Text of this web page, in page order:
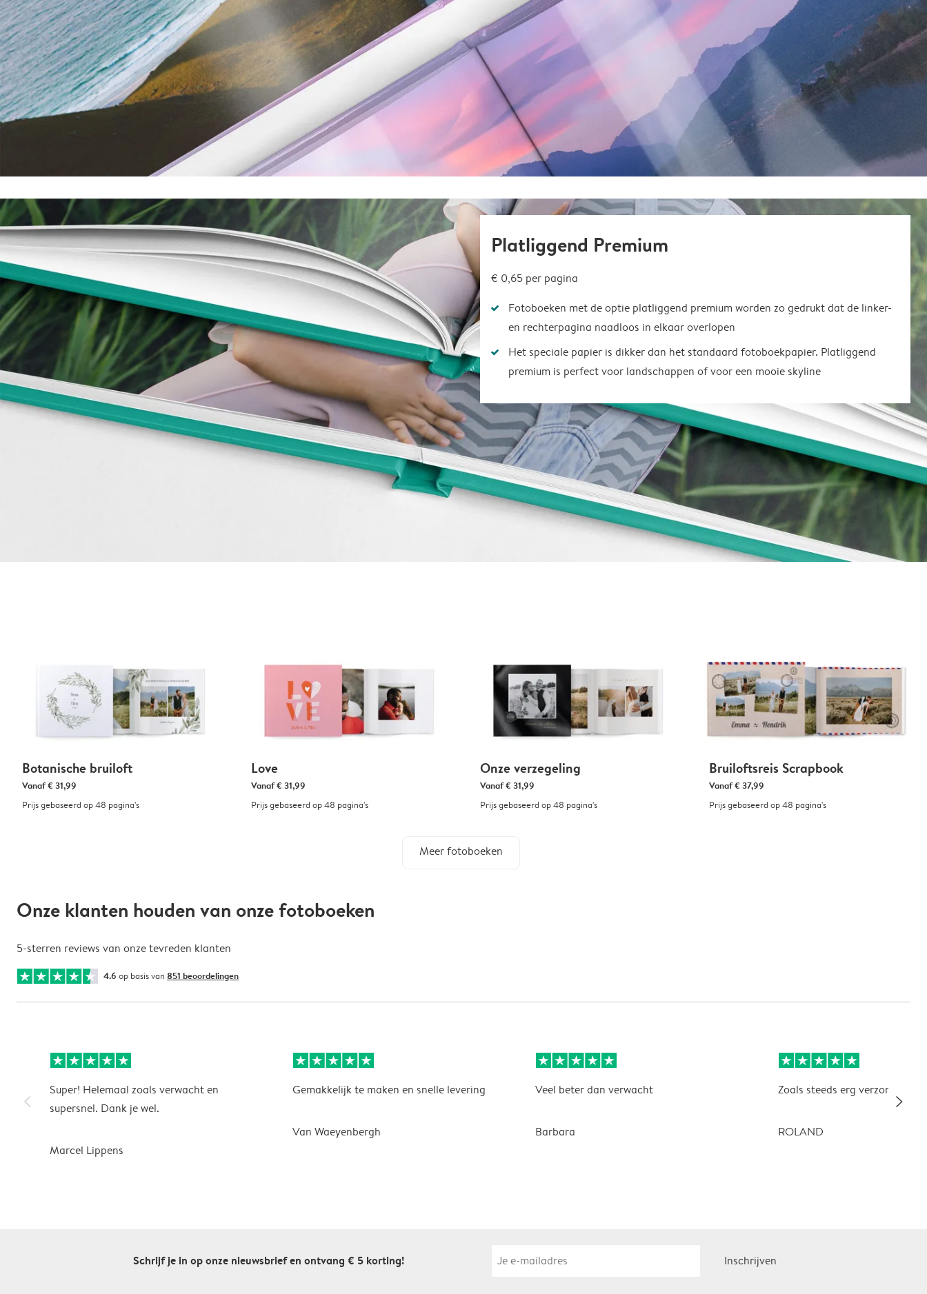
Platliggend Premium
€ 0,65 per pagina
Fotoboeken met de optie platliggend premium worden zo gedrukt dat de linker-
en rechterpagina naadloos in elkaar overlopen
Het speciale papier is dikker dan het standaard fotoboekpapier. Platliggend
premium is perfect voor landschappen of voor een mooie skyline
Botanische bruiloft
Vanaf€ 31,99
Prijs gebaseerd op 48 pagina's
Love
Vanaf€ 31,99
Prijs gebaseerd op 48 pagina's
Onze verzegeling
Vanaf€ 31,99
Prijs gebaseerd op 48 pagina's
Bruiloftsreis Scrapbook
Vanaf€ 37,99
Prijs gebaseerd op 48 pagina's
Meer fotoboeken
Onze klanten houden van onze fotoboeken
5-sterren reviews van onze tevreden klanten
4.6 op basis van 851 beoordelingen
slim_arrow_left
Super! Helemaal zoals verwacht en
supersnel. Dank je wel.
Marcel Lippens
Gemakkelijk te maken en snelle levering
Van Waeyenbergh
Veel beter dan verwacht
Barbara
Zoals steeds erg verzorgd en
ROLAND
slim_arrow_right
Schrijf je in op onze nieuwsbrief en ontvang € 5 korting! Inschrijven